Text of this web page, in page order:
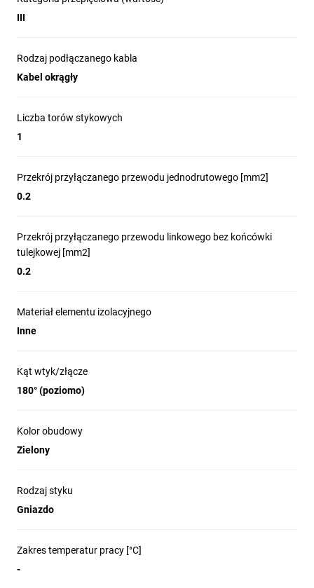
III
Rodzaj podłączanego kabla
Kabel okrągły
Liczba torów stykowych
1
Przekrój przyłączanego przewodu jednodrutowego [mm2]
0.2
Przekrój przyłączanego przewodu linkowego bez końcówki
tulejkowej [mm2]
0.2
Materiał elementu izolacyjnego
Inne
Kąt wtyk/złącze
180° (poziomo)
Kolor obudowy
Zielony
Rodzaj styku
Gniazdo
Zakres temperatur pracy [°C]
-